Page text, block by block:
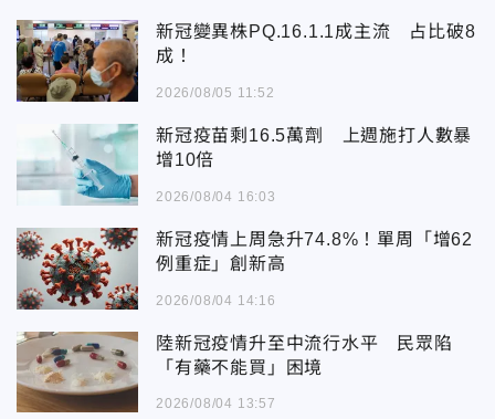
新冠變異株PQ.16.1.1成主流 占比破8
成！
2026/08/05 11:52
新冠疫苗剩16.5萬劑 上週施打人數暴
增10倍
2026/08/04 16:03
新冠疫情上周急升74.8%！單周「增62
例重症」創新高
2026/08/04 14:16
陸新冠疫情升至中流行水平 民眾陷
「有藥不能買」困境
2026/08/04 13:57